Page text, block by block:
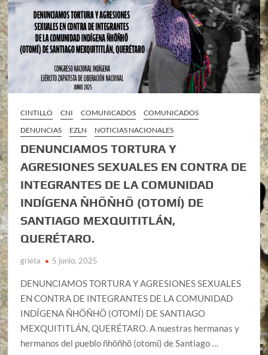
CINTILLO CNI COMUNICADOS
COMUNICADOS
DENUNCIAS
EZLN NOTICIAS NACIONALES
DENUNCIAMOS TORTURA Y
AGRESIONES SEXUALES EN CONTRA DE
INTEGRANTES DE LA COMUNIDAD
INDÍGENA ÑHÖÑHÖ (OTOMÍ) DE
SANTIAGO MEXQUITITLÁN,
QUERÉTARO.
grieta 5 junio, 2025
DENUNCIAMOS TORTURA Y AGRESIONES SEXUALES
EN CONTRA DE INTEGRANTES DE LA COMUNIDAD
INDÍGENA ÑHÖÑHÖ (OTOMÍ) DE SANTIAGO
MEXQUITITLÁN, QUERÉTARO. A nuestras hermanas y
hermanos del pueblo ñhöñhö (otomí) de Santiago …